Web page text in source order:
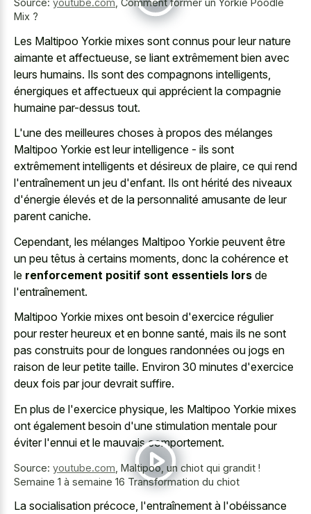
Source: youtube.com Comment former un Yorkie Poodle
Mix ?
Les Maltipoo Yorkie mixes sont connus pour leur nature
aimante et affectueuse, se liant extrêmement bien avec
leurs humains. Ils sont des compagnons intelligents,
énergiques et affectueux qui apprécient la compagnie
humaine par-dessus tout.
L'une des meilleures choses à propos des mélanges
Maltipoo Yorkie est leur intelligence - ils sont
extrêmement intelligents et désireux de plaire, ce qui rend
l'entraînement un jeu d'enfant. Ils ont hérité des niveaux
d'énergie élevés et de la personnalité amusante de leur
parent caniche.
Cependant, les mélanges Maltipoo Yorkie peuvent être
un peu têtus à certains moments, donc la cohérence et
le renforcement positif sont essentiels lors de
l'entraînement.
Maltipoo Yorkie mixes ont besoin d'exercice régulier
pour rester heureux et en bonne santé, mais ils ne sont
pas construits pour de longues randonnées ou jogs en
raison de leur petite taille. Environ 30 minutes d'exercice
deux fois par jour devrait suffire.
En plus de l'exercice physique, les Maltipoo Yorkie mixes
ont également besoin d'une stimulation mentale pour
éviter l'ennui et le mauvais comportement.
Source: youtube.com Maltipoo, un chiot qui grandit !
Semaine 1 à semaine 16 Transformation du chiot
La socialisation précoce, l'entraînement à l'obéissance